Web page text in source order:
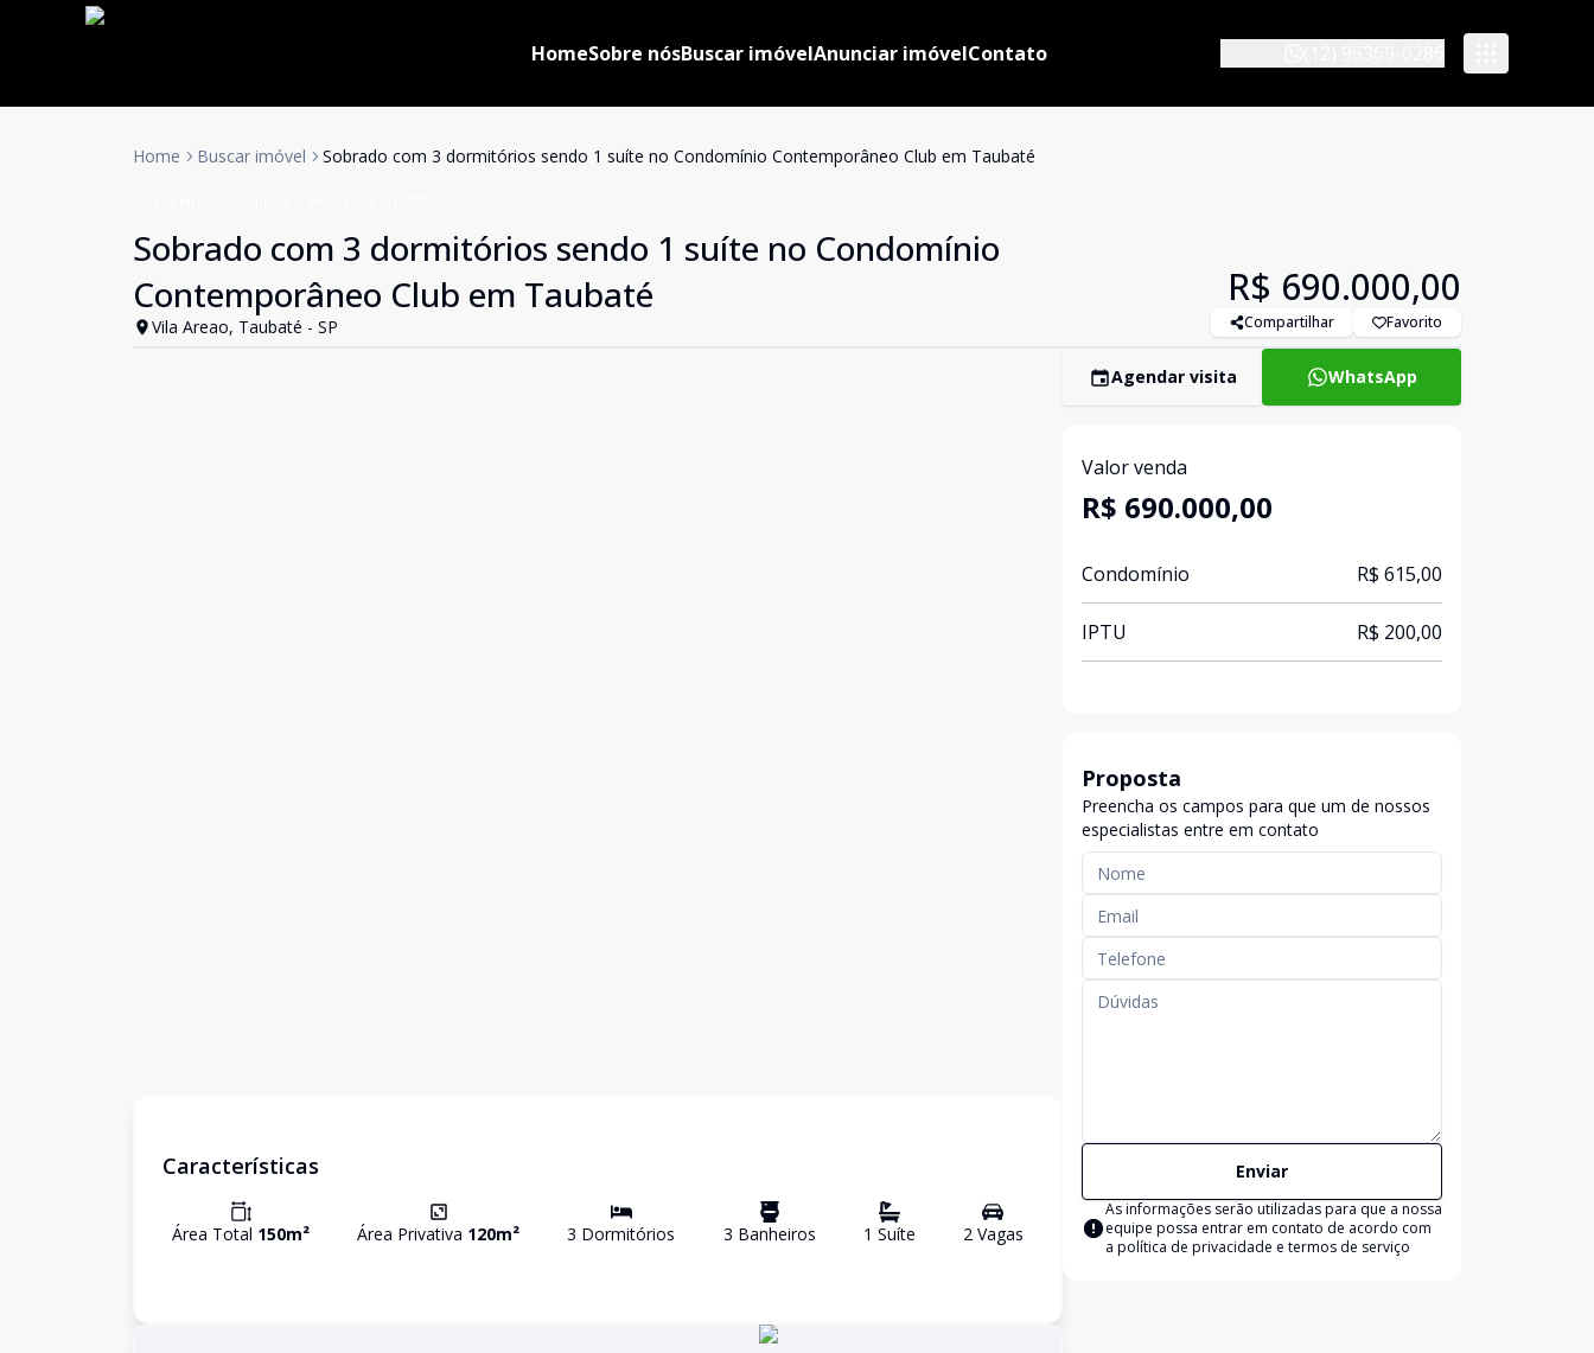
HomeSobre nósBuscar imóvelAnunciar imóvelContato
Home Buscar imóvel Sobrado com 3 dormitórios sendo 1 suíte no Condomínio Contemporâneo Club em Taubaté
Sobrado com 3 dormitórios sendo 1 suíte no Condomínio
Contemporâneo Club em Taubaté
Vila Areao, Taubaté - SP
R$ 690.000,00
Compartilhar Favorito
Características
Área Total 150m² Área Privativa 120m² 3 Dormitórios 3 Banheiros 1 Suíte 2Vagas
Agendar visita WhatsApp
Valor venda
R$ 690.000,00
Condomínio R$ 615,00
IPTU R$ 200,00
Proposta
Preencha os campos para que um de nossos
especialistas entre em contato
Enviar
As informações serão utilizadas para que a nossa
equipe possa entrar em contato de acordo com
a política de privacidade e termos de serviço